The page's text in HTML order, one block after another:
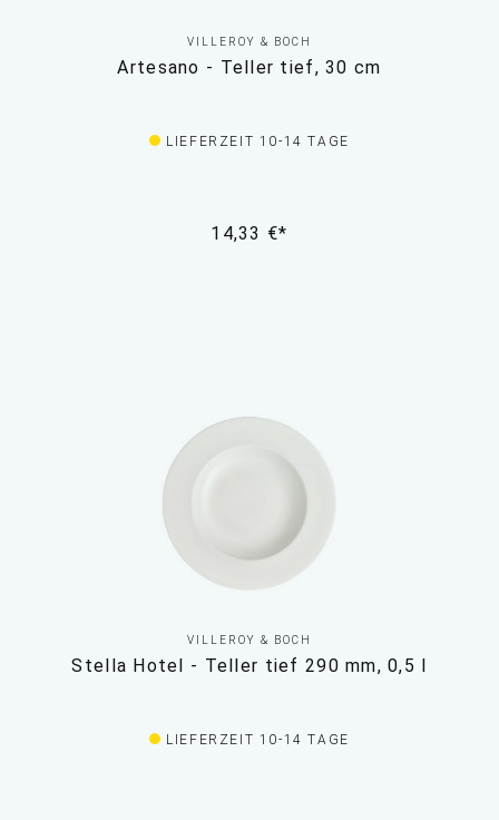
VILLEROY & BOCH
Artesano - Teller tief, 30 cm
LIEFERZEIT 10-14 TAGE
14,33 €*
VILLEROY & BOCH
Stella Hotel - Teller tief 290 mm, 0,5 l
LIEFERZEIT 10-14 TAGE